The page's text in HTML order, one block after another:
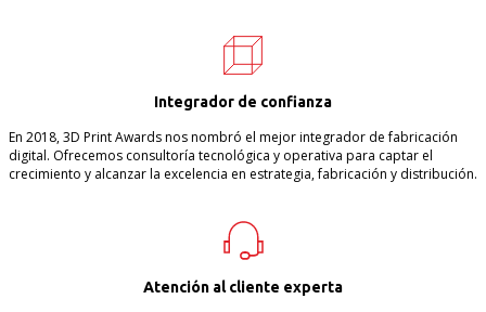
Integrador de confianza
En 2018, 3D Print Awards nos nombró el mejor integrador de fabricación
digital. Ofrecemos consultoría tecnológica y operativa para captar el
crecimiento y alcanzar la excelencia en estrategia, fabricación y distribución.
Atención al cliente experta